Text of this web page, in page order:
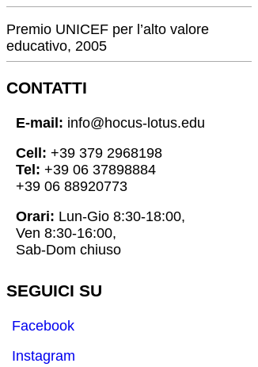
Premio UNICEF per l’alto valore
educativo, 2005
CONTATTI
E-mail: info@hocus-lotus.edu
Cell: +39 379 2968198
Tel: +39 06 37898884
+39 06 88920773
Orari: Lun-Gio 8:30-18:00,
Ven 8:30-16:00,
Sab-Dom chiuso
SEGUICI SU
Facebook
Instagram